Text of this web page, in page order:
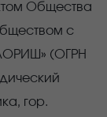
Общества
с
(ОГРН
гор.